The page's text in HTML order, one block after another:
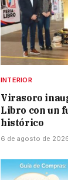
INTERIOR
Virasoro
Libro con un
histórico
6 de agosto de